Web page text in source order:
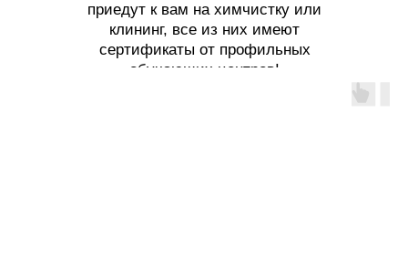
приедут к вам на химчистку или
клининг, все из них имеют
сертификаты от профильных
обучающих центров!